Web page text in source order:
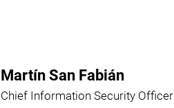
Martín San Fabián
Chief Information Security Officer